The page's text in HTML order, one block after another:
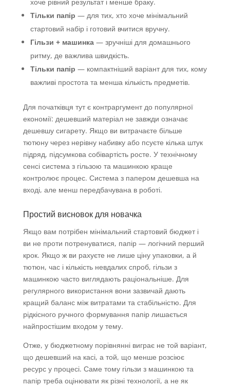
Тільки папір — для тих, хто хоче мінімальний
стартовий набір і готовий вчитися вручну.
Гільзи + машинка— зручніші для домашнього
ритму, де важлива швидкість.
Тільки папір — компактніший варіант для тих, кому
важливі простота та менша кількість предметів.
Для початківця тут є контраргумент до популярної
економії: дешевший матеріал не завжди означає
дешевшу сигарету. Якщо ви витрачаєте більше
тютюну через нерівну набивку або псуєте кілька штук
підряд, підсумкова собівартість росте. У технічному
сенсі система з гільзою та машинкою краще
контролює процес. Система з папером дешевша на
вході, але менш передбачувана в роботі.
Простий висновок для новачка
Якщо вам потрібен мінімальний стартовий бюджет і
ви не проти потренуватися, папір — логічний перший
крок. Якщо ж ви рахуєте не лише ціну упаковки, а й
тютюн, час і кількість невдалих спроб, гільзи з
машинкою часто виглядають раціональніше. Для
регулярного використання вони зазвичай дають
кращий баланс між витратами та стабільністю. Для
рідкісного ручного формування папір лишається
найпростішим входом у тему.
Отже, у бюджетному порівнянні виграє не той варіант,
що дешевший на касі, а той, що менше розсіює
ресурс у процесі. Саме тому гільзи з машинкою та
папір треба оцінювати як різні технології, а не як